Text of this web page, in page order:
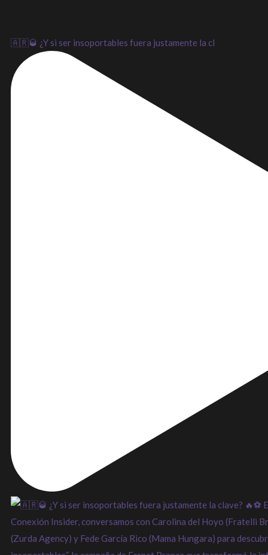
🇦🇷🥃 ¿Y si ser insoportables fuera justamente la cl